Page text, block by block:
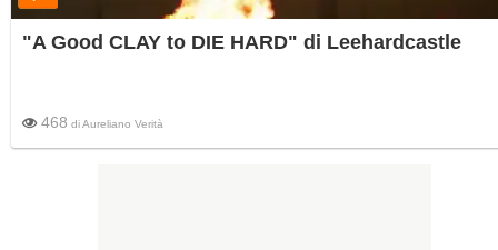
"A Good CLAY to DIE HARD" di Leehardcastle
468 diAureliano Verità